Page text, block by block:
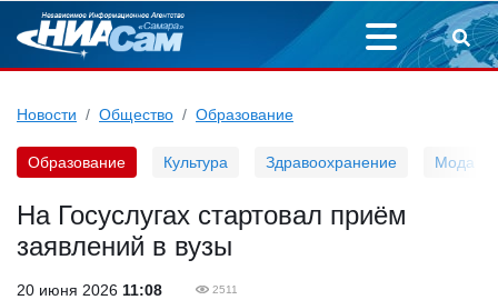
Новости Общество Образование
Образование Культура Здравоохранение Мода
На Госуслугах стартовал приём
заявлений в вузы
20 июня 2026 11:08 2511